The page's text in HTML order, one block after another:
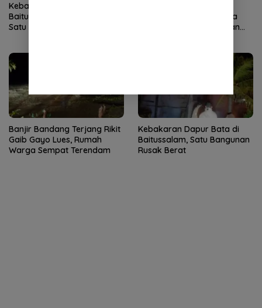
Kebakaran Dapur Bata di
Baitussalam Aceh Besar,
Satu Bangunan Kayu Hangus
Pemulihan Pascabencana
Aceh, Gandeng Perguruan
Banjir Bandang Terjang Rikit
Gaib Gayo Lues, Rumah
Warga Sempat Terendam
Kebakaran Dapur Bata di
Baitussalam, Satu Bangunan
Rusak Berat